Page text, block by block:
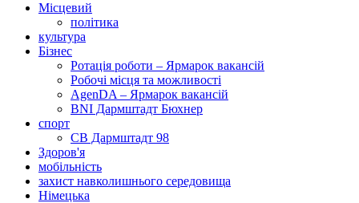
Місцевий
політика
культура
Бізнес
Ротація роботи – Ярмарок вакансій
Робочі місця та можливості
AgenDA – Ярмарок вакансій
BNI Дармштадт Бюхнер
спорт
СВ Дармштадт 98
Здоров'я
мобільність
захист навколишнього середовища
Німецька